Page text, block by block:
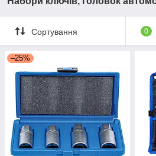
Сортування 0
–25%